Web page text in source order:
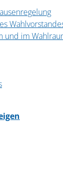
und im